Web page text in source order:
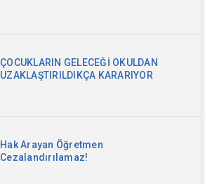
ÇOCUKLARIN GELECEĞİ OKULDAN
UZAKLAŞTIRILDIKÇA KARARIYOR
Hak Arayan Öğretmen
Cezalandırılamaz!